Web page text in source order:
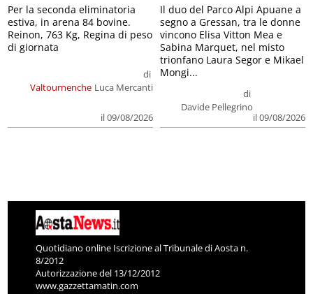
Valtournenche
di
Luca Mercanti
il 09/08/2026
Per la seconda eliminatoria
estiva, in arena 84 bovine.
Reinon, 763 Kg, Regina di peso
di giornata
di
Davide Pellegrino
il 09/08/2026
Il duo del Parco Alpi Apuane a
segno a Gressan, tra le donne
vincono Elisa Vitton Mea e
Sabina Marquet, nel misto
trionfano Laura Segor e Mikael
Mongi...
Quotidiano online Iscrizione al Tribunale di Aosta n.
8/2012
Autorizzazione del 13/12/2012
www.gazzettamatin.com